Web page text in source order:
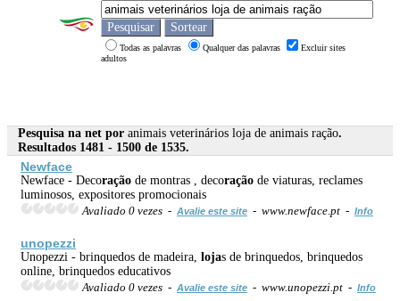
Todas as palavras Qualquer das palavras
Excluir sites
adultos
Pesquisa na net por animais veterinários loja de animais ração.
Resultados 1481 - 1500 de 1535.
Newface
Newface - Decoração de montras , decoração de viaturas, reclames
luminosos, expositores promocionais
Avaliado 0 vezes - Avalie este site - www.newface.pt - Info
unopezzi
Unopezzi - brinquedos de madeira, lojas de brinquedos, brinquedos
online, brinquedos educativos
Avaliado 0 vezes - Avalie este site - www.unopezzi.pt - Info